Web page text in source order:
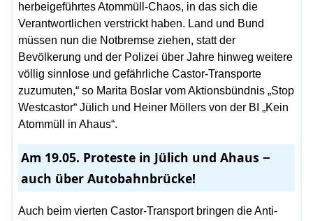
herbeigeführtes Atommüll-Chaos, in das sich die
Verantwortlichen verstrickt haben. Land und Bund
müssen nun die Notbremse ziehen, statt der
Bevölkerung und der Polizei über Jahre hinweg weitere
völlig sinnlose und gefährliche Castor-Transporte
zuzumuten,“ so Marita Boslar vom Aktionsbündnis „Stop
Westcastor“ Jülich und Heiner Möllers von der BI „Kein
Atommüll in Ahaus“.
Am 19.05. Proteste in Jülich und Ahaus −
auch über Autobahnbrücke!
Auch beim vierten Castor-Transport bringen die Anti-